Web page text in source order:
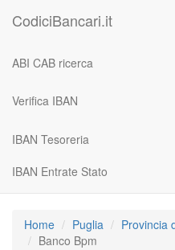
CodiciBancari.it
ABI CAB ricerca
Verifica IBAN
IBAN Tesoreria
IBAN Entrate Stato
Home Puglia Provincia
Banco Bpm